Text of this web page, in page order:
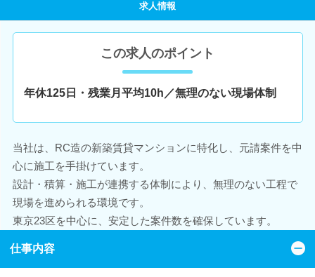
求人情報
この求人のポイント
年休125日・残業月平均10h／無理のない現場体制
当社は、RC造の新築賃貸マンションに特化し、元請案件を中
心に施工を手掛けています。
設計・積算・施工が連携する体制により、無理のない工程で
現場を進められる環境です。
東京23区を中心に、安定した案件数を確保しています。
仕事内容